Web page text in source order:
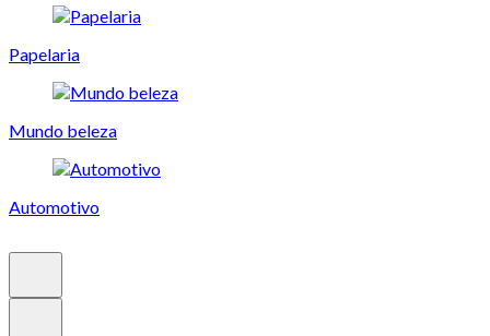
Papelaria
Mundo beleza
Automotivo